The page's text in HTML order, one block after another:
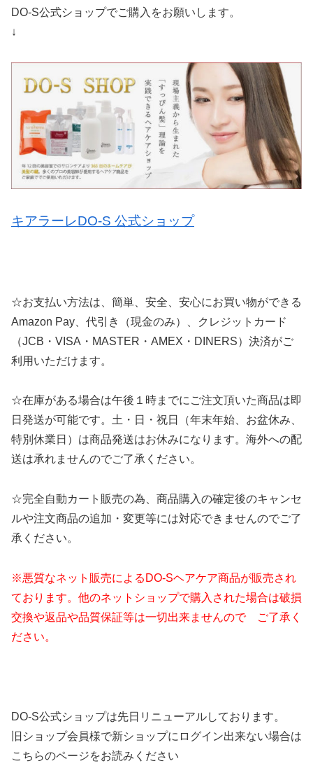
DO-S公式ショップでご購入をお願いします。
↓
キアラーレDO-S 公式ショップ
☆お支払い方法は、簡単、安全、安心にお買い物ができる
Amazon Pay、代引き（現金のみ）、クレジットカード
（JCB・VISA・MASTER・AMEX・DINERS）決済がご
利用いただけます。
☆在庫がある場合は午後１時までにご注文頂いた商品は即
日発送が可能です。土・日・祝日（年末年始、お盆休み、
特別休業日）は商品発送はお休みになります。海外への配
送は承れませんのでご了承ください。
☆完全自動カート販売の為、商品購入の確定後のキャンセ
ルや注文商品の追加・変更等には対応できませんのでご了
承ください。
※悪質なネット販売によるDO-Sヘアケア商品が販売され
ております。他のネットショップで購入された場合は破損
交換や返品や品質保証等は一切出来ませんので ご了承く
ださい。
DO-S公式ショップは先日リニューアルしております。
旧ショップ会員様で新ショップにログイン出来ない場合は
こちらのページをお読みください